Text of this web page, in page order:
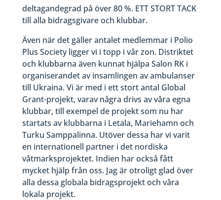
deltagandegrad på över 80 %. ETT STORT TACK
till alla bidragsgivare och klubbar.
Även när det gäller antalet medlemmar i Polio
Plus Society ligger vi i topp i vår zon. Distriktet
och klubbarna även kunnat hjälpa Salon RK i
organiserandet av insamlingen av ambulanser
till Ukraina. Vi är med i ett stort antal Global
Grant-projekt, varav några drivs av våra egna
klubbar, till exempel de projekt som nu har
startats av klubbarna i Letala, Mariehamn och
Turku Samppalinna. Utöver dessa har vi varit
en internationell partner i det nordiska
våtmarksprojektet. Indien har också fått
mycket hjälp från oss. Jag är otroligt glad över
alla dessa globala bidragsprojekt och våra
lokala projekt.